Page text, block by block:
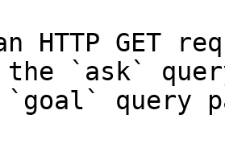
HTTP GET
the `ask`
query